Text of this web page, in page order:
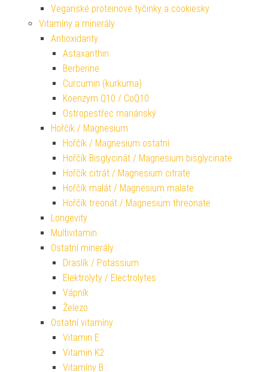
Veganské proteinové tyčinky a cookiesky
Vitamíny a minerály
Antioxidanty
Astaxanthin
Berberine
Curcumin (kurkuma)
Koenzym Q10 / CoQ10
Ostropestřec mariánský
Hořčík / Magnesium
Hořčík / Magnesium ostatní
Hořčík Bisglycinát / Magnesium bisglycinate
Hořčík citrát / Magnesium citrate
Hořčík malát / Magnesium malate
Hořčík treonát / Magnesium threonate
Longevity
Multivitamin
Ostatní minerály
Draslík / Potassium
Elektrolyty / Electrolytes
Vápník
Železo
Ostatní vitamíny
Vitamin E
Vitamin K2
Vitamíny B